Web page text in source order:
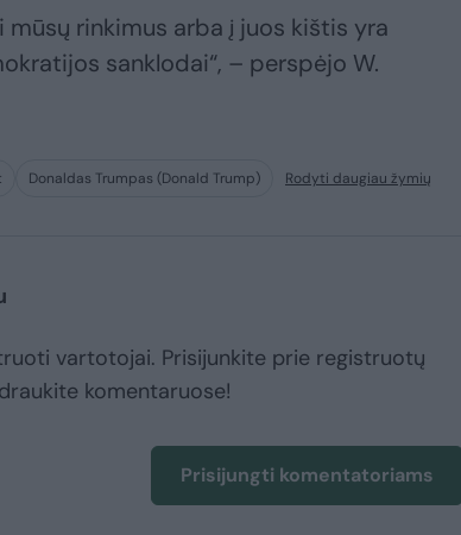
rinkimus arba į juos kištis yra
sanklodai“, – perspėjo W.
Donaldas Trumpas (Donald Trump) Rodyti daugiau žymių
vartotojai. Prisijunkite prie registruotų
komentaruose!
Prisijungti komentatoriams